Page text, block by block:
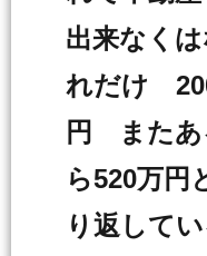
出来なく
れだけ
円 またあ
ら520万円
り返して